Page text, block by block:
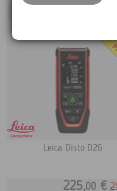
Leica Disto D2G
225,00 €